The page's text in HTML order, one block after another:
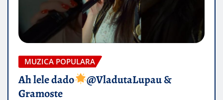
MUZICA POPULARA
Ah lele dado​
@VladutaLupau &
Gramoste